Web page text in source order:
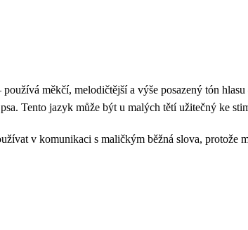
měkčí, melodičtější a výše posazený tón
Tento jazyk může být u malých tětí užitečný ke
v komunikaci s maličkým běžná slova, protože